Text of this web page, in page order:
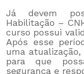
Já devem
Habilitação –
curso possui
Após esse
uma
para que
segurança e